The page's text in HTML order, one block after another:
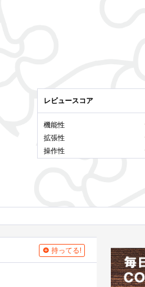
レビュースコア
機能性
拡張性
操作性
持ってる!